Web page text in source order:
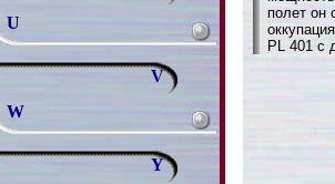
U
V
W
Y
полет он
PL 401 с